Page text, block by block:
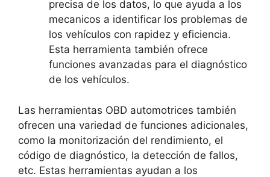
precisa de los datos, lo que ayuda a los
mecanicos a identificar los problemas de
los vehículos con rapidez y eficiencia.
Esta herramienta también ofrece
funciones avanzadas para el diagnóstico
de los vehículos.
Las herramientas OBD automotrices también
ofrecen una variedad de funciones adicionales,
como la monitorización del rendimiento, el
código de diagnóstico, la detección de fallos,
etc. Estas herramientas ayudan a los